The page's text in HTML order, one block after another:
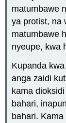
matumbawe
ya protist, na
matumbawe
nyeupe, kwa
Kupanda
anga zaidi
kama
bahari,
bahari.